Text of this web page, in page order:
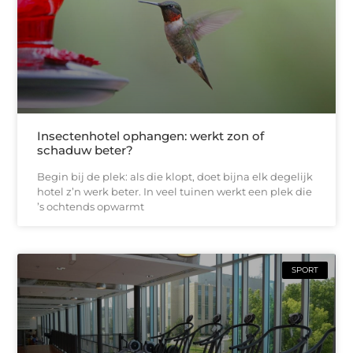
Insectenhotel ophangen: werkt zon of
schaduw beter?
Begin bij de plek: als die klopt, doet bijna elk degelijk
hotel z’n werk beter. In veel tuinen werkt een plek die
’s ochtends opwarmt
SPORT